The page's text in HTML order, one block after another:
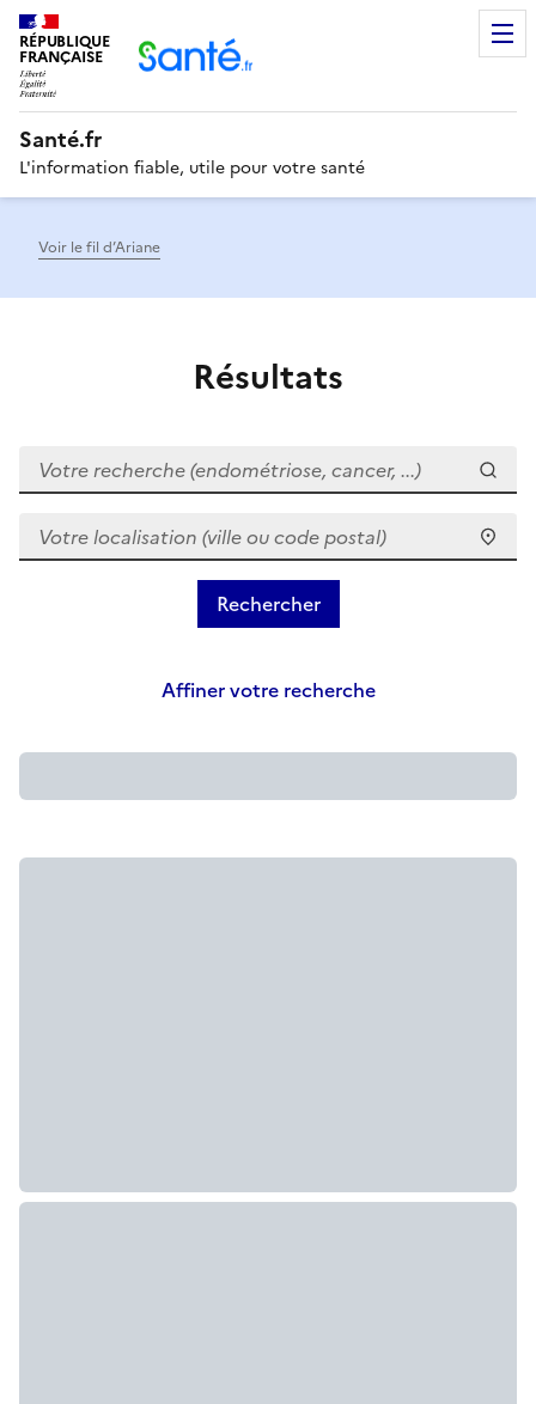
RÉPUBLIQUE
FRANÇAISE
Santé.fr
L'information fiable, utile pour votre santé
Voir le fil d’Ariane
Résultats
Votre recherche (endométriose, cancer, ...)
Votre localisation (ville ou code postal)
Affiner votre recherche